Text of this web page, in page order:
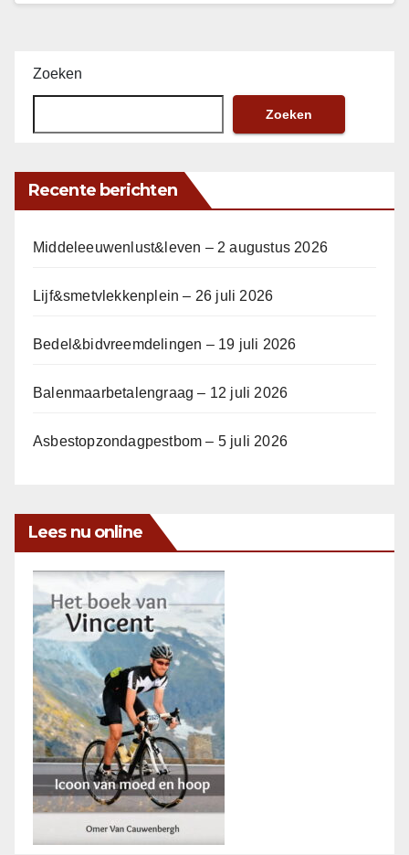
Zoeken
Zoeken
Recente berichten
Middeleeuwenlust&leven – 2 augustus 2026
Lijf&smetvlekkenplein – 26 juli 2026
Bedel&bidvreemdelingen – 19 juli 2026
Balenmaarbetalengraag – 12 juli 2026
Asbestopzondagpestbom – 5 juli 2026
Lees nu online